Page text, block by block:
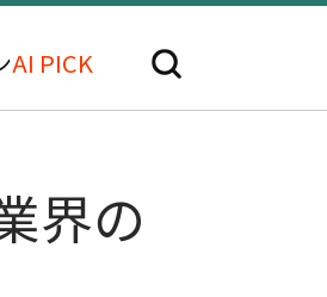
AI PICK
界の